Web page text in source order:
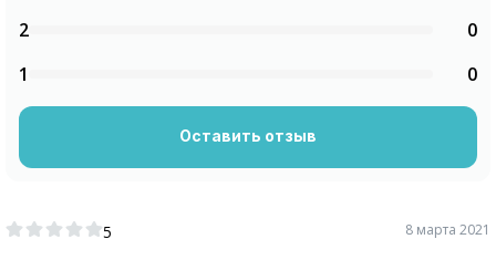
5
8 марта 2021
2
0
1
0
Оставить отзыв